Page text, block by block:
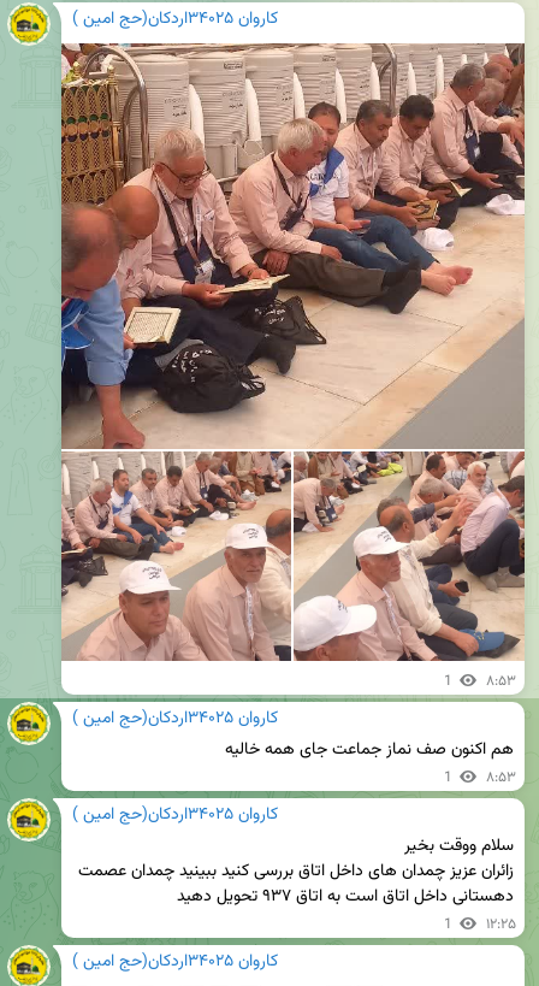
کاروان ۳۴۰۲۵اردکان(حج امین )
1 ۸:۵۳
کاروان ۳۴۰۲۵اردکان(حج امین )
هم اکنون صف نماز جماعت جای همه خالیه
1 ۸:۵۳
کاروان ۳۴۰۲۵اردکان(حج امین )
دهستانی داخل اتاق است به اتاق ۹۳۷ تحویل دهید
1 ۱۲:۲۵
کاروان ۳۴۰۲۵اردکان(حج امین )